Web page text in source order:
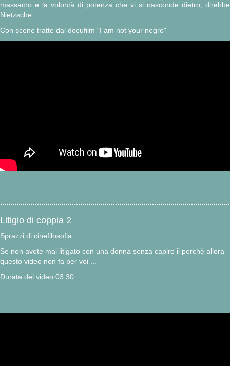
massacro e la volontà di potenza che vi si nasconde dietro, direbbe
Nietzsche
Con scene tratte dal docufilm "I am not your negro"
Litigio di coppia 2
Sprazzi di cinefilosofia
Se non avete mai litigato con una donna senza capire il perchè allora
questo video non fa per voi ...
Durata del video 03:30